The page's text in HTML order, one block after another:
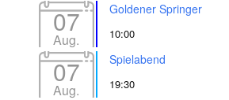
07
Aug.
Goldener Springer
10:00
07
Aug.
Spielabend
19:30